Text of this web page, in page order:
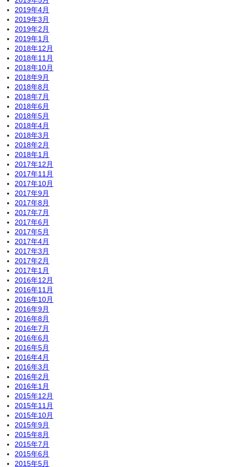
2019年4月
2019年3月
2019年2月
2019年1月
2018年12月
2018年11月
2018年10月
2018年9月
2018年8月
2018年7月
2018年6月
2018年5月
2018年4月
2018年3月
2018年2月
2018年1月
2017年12月
2017年11月
2017年10月
2017年9月
2017年8月
2017年7月
2017年6月
2017年5月
2017年4月
2017年3月
2017年2月
2017年1月
2016年12月
2016年11月
2016年10月
2016年9月
2016年8月
2016年7月
2016年6月
2016年5月
2016年4月
2016年3月
2016年2月
2016年1月
2015年12月
2015年11月
2015年10月
2015年9月
2015年8月
2015年7月
2015年6月
2015年5月